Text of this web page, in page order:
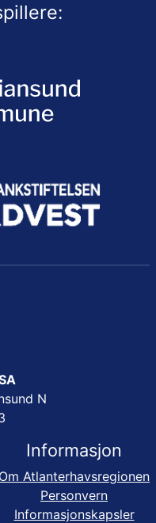
N
Informasjon
Om Atlanterhavsregionen
Personvern
Informasjonskapsler